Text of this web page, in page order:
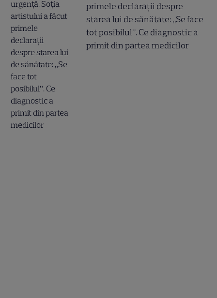
primele declarații despre
starea lui de sănătate: „Se face
tot posibilul”. Ce diagnostic a
primit din partea medicilor